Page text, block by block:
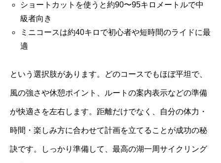
ショートカットを使うと約90〜95キロメートルで中
級者向き
ミニコースは約40キロで初心者や短時間のライドに最
適
という選択肢があります。どのコースでもほぼ平坦で、
風の強さや休憩ポイント、ルートの案内表示などの準備
が快適さを左右します。距離だけでなく、自分の体力・
時間・楽しみ方に合わせて計画を立てることが成功の秘
訣です。しっかり準備して、最高の湖一周サイクリング